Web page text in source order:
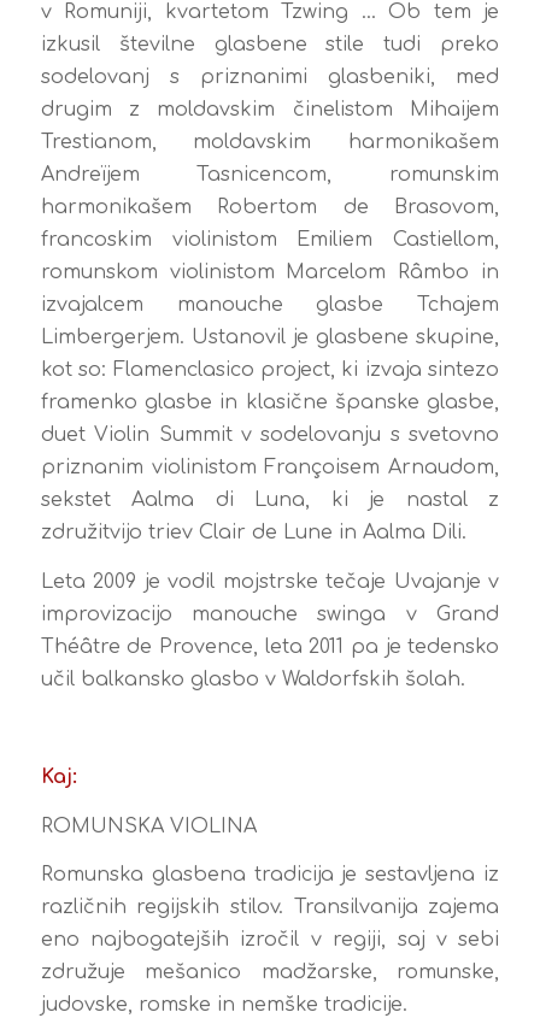
v Romuniji, kvartetom Tzwing … Ob tem je
izkusil številne glasbene stile tudi preko
sodelovanj s priznanimi glasbeniki, med
drugim z moldavskim činelistom Mihaijem
Trestianom, moldavskim harmonikašem
Andreïjem Tasnicencom, romunskim
harmonikašem Robertom de Brasovom,
francoskim violinistom Emiliem Castiellom,
romunskom violinistom Marcelom Râmbo in
izvajalcem manouche glasbe Tchajem
Limbergerjem. Ustanovil je glasbene skupine,
kot so: Flamenclasico project, ki izvaja sintezo
framenko glasbe in klasične španske glasbe,
duet Violin Summit v sodelovanju s svetovno
priznanim violinistom Françoisem Arnaudom,
sekstet Aalma di Luna, ki je nastal z
združitvijo triev Clair de Lune in Aalma Dili.
Leta 2009 je vodil mojstrske tečaje Uvajanje v
improvizacijo manouche swinga v Grand
Théâtre de Provence, leta 2011 pa je tedensko
učil balkansko glasbo v Waldorfskih šolah.
Kaj:
ROMUNSKA VIOLINA
Romunska glasbena tradicija je sestavljena iz
različnih regijskih stilov. Transilvanija zajema
eno najbogatejših izročil v regiji, saj v sebi
združuje mešanico madžarske, romunske,
judovske, romske in nemške tradicije.